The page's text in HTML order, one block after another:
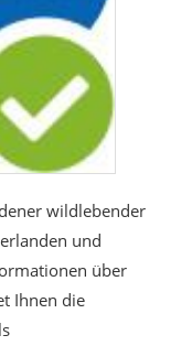
wildlebender
und
über
Ihnen die